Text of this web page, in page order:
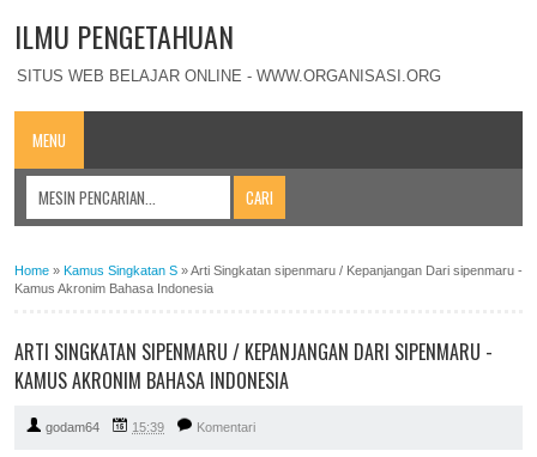
ILMU PENGETAHUAN
SITUS WEB BELAJAR ONLINE - WWW.ORGANISASI.ORG
MENU
Home » Kamus Singkatan S »Arti Singkatan sipenmaru / Kepanjangan Dari sipenmaru -
Kamus Akronim Bahasa Indonesia
ARTI SINGKATAN SIPENMARU / KEPANJANGAN DARI SIPENMARU -
KAMUS AKRONIM BAHASA INDONESIA
godam64 15:39 Komentari